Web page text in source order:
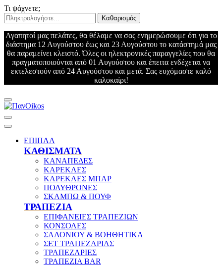
Τι ψάχνετε;
Καθαρισμός
Αγαπητοί μας πελάτες, θα θέλαμε να σας ενημερώσουμε ότι για το
διάστημα 12 Αυγούστου έως και 23 Αυγούστου το κατάστημά μας
θα παραμείνει κλειστό. Όλες οι ηλεκτρονικές παραγγελίες που θα
πραγματοποιούνται από 01 Αυγούστου και έπειτα ενδέχεται να
εκτελεστούν από 24 Αυγούστου και μετά. Σας ευχόμαστε καλό
καλοκαίρι!
ΕΠΙΠΛΑ
ΚΑΘΙΣΜΑΤΑ
ΚΑΝΑΠΕΔΕΣ
ΚΑΡΕΚΛΕΣ
ΚΑΡΕΚΛΕΣ ΜΠΑΡ
ΠΟΛΥΘΡΟΝΕΣ
ΣΚΑΜΠΩ & ΠΟΥΦ
ΤΡΑΠΕΖΙΑ
ΕΠΙΦΑΝΕΙΕΣ ΤΡΑΠΕΖΙΩΝ
ΚΟΝΣΟΛΕΣ
ΣΑΛΟΝΙΟΥ & ΒΟΗΘΗΤΙΚΑ
ΣΕΤ ΤΡΑΠΕΖΑΡΙΑΣ
ΤΡΑΠΕΖΑΡΙΕΣ
ΤΡΑΠΕΖΙΑ BAR